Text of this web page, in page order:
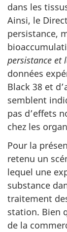
dans les
Ainsi, le
persistance,
persistance et
données
Black 38 et
semblent
pas d’effets
chez les
Pour la
retenu un
lequel une
substance
traitement
station. Bien
de la